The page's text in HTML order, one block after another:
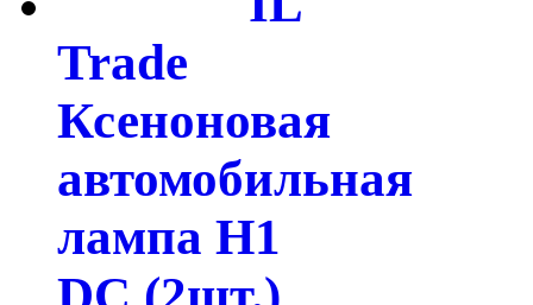
Trade
Ксеноновая
автомобильная
лампа H1